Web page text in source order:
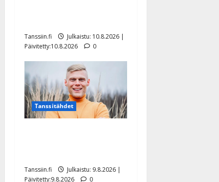
Tanssiin.fi
Julkaistu: 10.8.2026 |
Päivitetty:10.8.2026
0
Tanssitähdet
Tanssiin.fi
Julkaistu: 9.8.2026 |
Päivitetty:9.8.2026
0